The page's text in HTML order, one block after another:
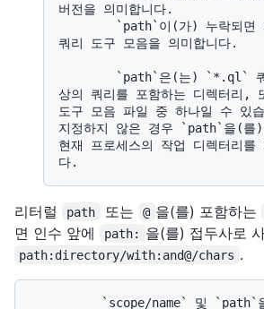
버전을 의미합니다.
쿼리 도구 모음을 의미합니다.
상의 쿼리를 포함하는 디렉터리
도구 모음 파일 중 하나일 수 있
지정하지 않은 경우 `path`을(를
현재 프로세스의 작업 디렉터리를
리터럴 path 또는 @ 을(를) 포함하는
면 인수 앞에
path: 을(를) 접두사로
path:directory/with:and@/chars .